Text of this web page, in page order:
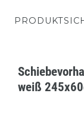
weiß